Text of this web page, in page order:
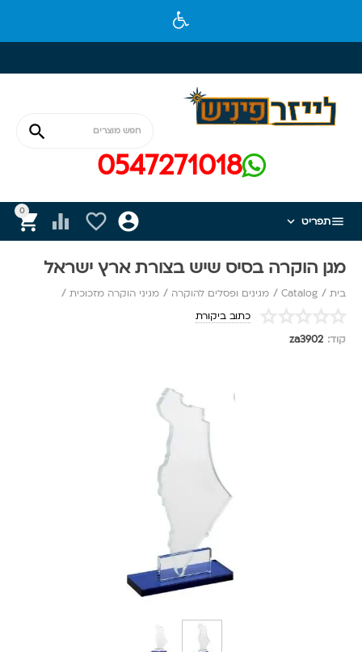
0547271018
0
 
 

תפריט 
מגן הוקרה בסיס שיש בצורת ארץ ישראל
בית /
Catalog
/ מגינים ופסלים להוקרה / מגיני הוקרה מזכוכית /
כתוב ביקורת
קוד: za3902